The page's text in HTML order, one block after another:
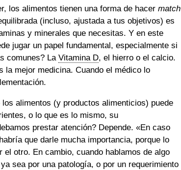
los alimentos tienen una forma de hacer match
(incluso, ajustada a tus objetivos) es
y minerales que necesitas. Y en este
jugar un papel fundamental, especialmente si
comunes? La Vitamina D, el hierro o el calcio.
la mejor medicina. Cuando el médico lo
alimentos (y productos alimenticios) puede
o lo que es lo mismo, su
prestar atención? Depende. «En caso
que darle mucha importancia, porque lo
otro. En cambio, cuando hablamos de algo
sea por una patología, o por un requerimiento